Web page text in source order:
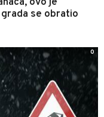
se obratio
0